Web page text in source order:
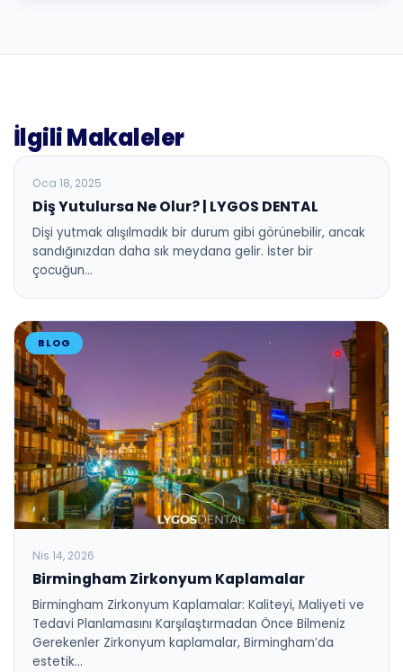
İlgili Makaleler
BLOG
Oca 18, 2025
Diş Yutulursa Ne Olur? | LYGOS DENTAL
Dişi yutmak alışılmadık bir durum gibi görünebilir, ancak
sandığınızdan daha sık meydana gelir. İster bir
çocuğun…
BLOG
Nis 14, 2026
Birmingham Zirkonyum Kaplamalar
Birmingham Zirkonyum Kaplamalar: Kaliteyi, Maliyeti ve
Tedavi Planlamasını Karşılaştırmadan Önce Bilmeniz
Gerekenler Zirkonyum kaplamalar, Birmingham’da
estetik…